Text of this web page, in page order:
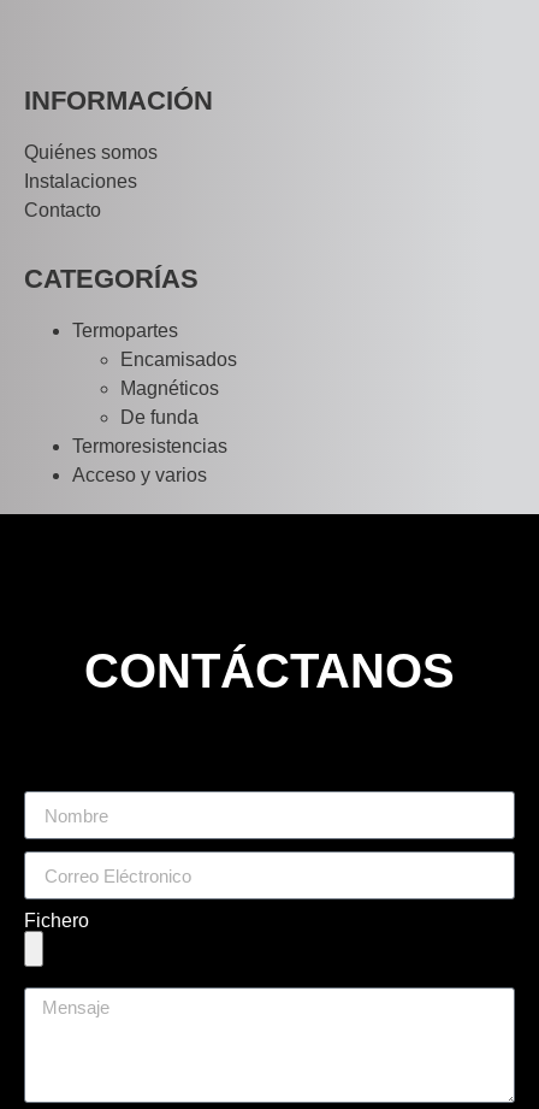
INFORMACIÓN
Quiénes somos
Instalaciones
Contacto
CATEGORÍAS
Termopartes
Encamisados
Magnéticos
De funda
Termoresistencias
Acceso y varios
CONTÁCTANOS
Fichero